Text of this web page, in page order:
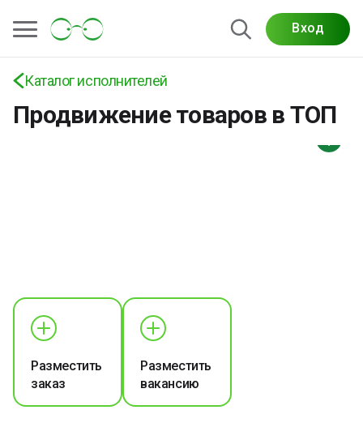
Вход
Каталог исполнителей
Продвижение товаров в ТОП
Разместить
заказ
Разместить
вакансию